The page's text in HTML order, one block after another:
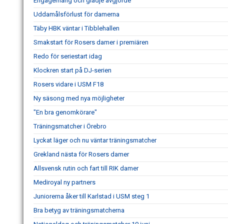
Uddamålsförlust för damerna
Täby HBK väntar i Tibblehallen
Smakstart för Rosers damer i premiären
Redo för seriestart idag
Klockren start på DJ-serien
Rosers vidare i USM F18
Ny säsong med nya möjligheter
"En bra genomkörare"
Träningsmatcher i Örebro
Lyckat läger och nu väntar träningsmatcher
Grekland nästa för Rosers damer
Allsvensk rutin och fart till RIK damer
Mediroyal ny partners
Juniorerna åker till Karlstad i USM steg 1
Bra betyg av träningsmatcherna